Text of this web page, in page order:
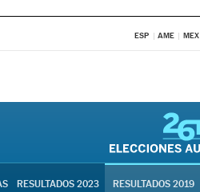
ESP AME MEX
RESULTADOS 2023 RESULTADOS 2019